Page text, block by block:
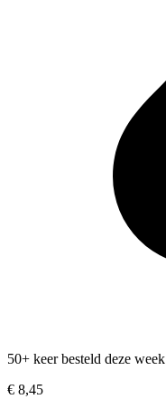
50+ keer besteld deze week
€ 8,45